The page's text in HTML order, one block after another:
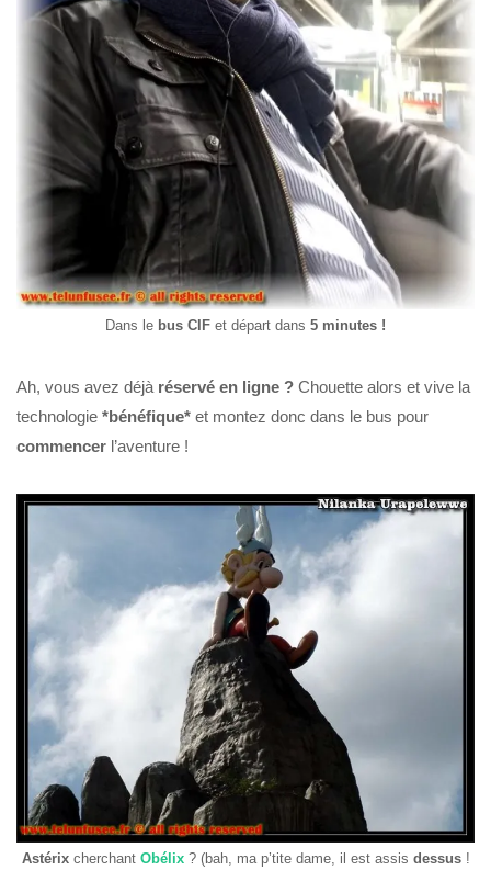
Dans le bus CIF et départ dans 5 minutes !
Ah, vous avez déjà réservé en ligne ? Chouette alors et vive la
technologie *bénéfique* et montez donc dans le bus pour
commencer l’aventure !
Astérixcherchant Obélix ? (bah, ma p’tite dame, il est assis dessus!